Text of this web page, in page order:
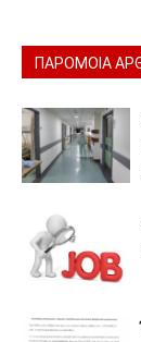
ΠΑΡΟΜΟΙΑ